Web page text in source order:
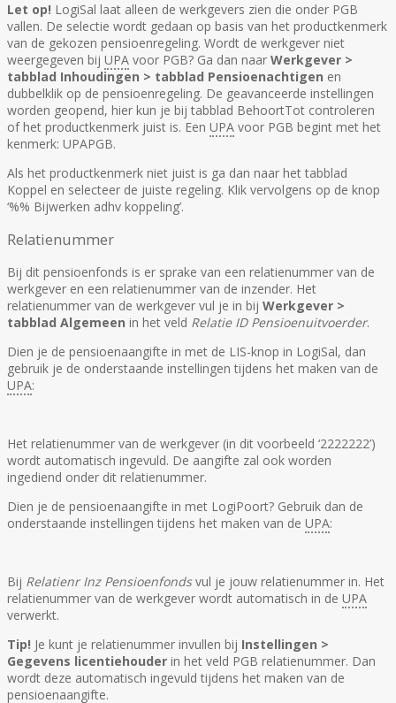
Let op! LogiSal laat alleen de werkgevers zien die onder PGB
vallen. De selectie wordt gedaan op basis van het productkenmerk
van de gekozen pensioenregeling. Wordt de werkgever niet
weergegeven bij UPA voor PGB? Ga dan naar Werkgever >
tabblad Inhoudingen > tabblad Pensioenachtigen en
dubbelklik op de pensioenregeling. De geavanceerde instellingen
worden geopend, hier kun je bij tabblad BehoortTot controleren
of het productkenmerk juist is. Een UPA voor PGB begint met het
kenmerk: UPAPGB.
Als het productkenmerk niet juist is ga dan naar het tabblad
Koppel en selecteer de juiste regeling. Klik vervolgens op de knop
‘%% Bijwerken adhv koppeling’.
Relatienummer
Bij dit pensioenfonds is er sprake van een relatienummer van de
werkgever en een relatienummer van de inzender. Het
relatienummer van de werkgever vul je in bij Werkgever >
tabblad Algemeen in het veld Relatie ID Pensioenuitvoerder.
Dien je de pensioenaangifte in met de LIS-knop in LogiSal, dan
gebruik je de onderstaande instellingen tijdens het maken van de
UPA:
Het relatienummer van de werkgever (in dit voorbeeld ‘2222222’)
wordt automatisch ingevuld. De aangifte zal ook worden
ingediend onder dit relatienummer.
Dien je de pensioenaangifte in met LogiPoort? Gebruik dan de
onderstaande instellingen tijdens het maken van de UPA:
Bij Relatienr InzPensioenfondsvul je jouw relatienummer in. Het
relatienummer van de werkgever wordt automatisch in de UPA
verwerkt.
Tip! Je kunt je relatienummer invullen bij Instellingen >
Gegevens licentiehouder in het veld PGB relatienummer. Dan
wordt deze automatisch ingevuld tijdens het maken van de
pensioenaangifte.